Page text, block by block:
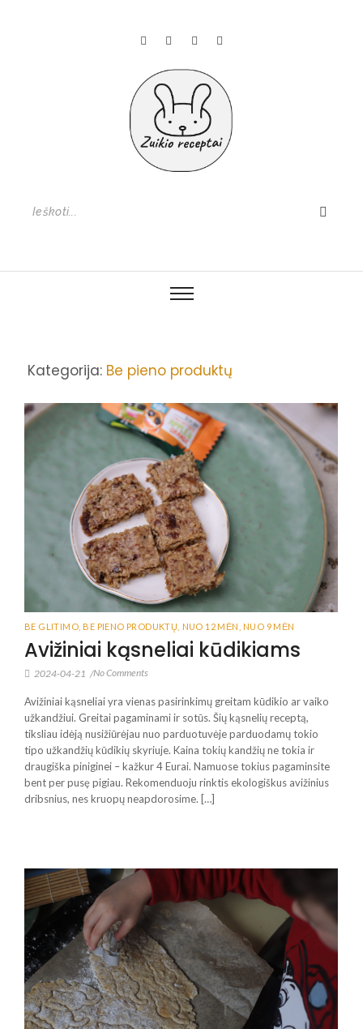
Kategorija: Be pieno produktų
BE GLITIMO BE PIENO PRODUKTŲ NUO 12 MĖN NUO 9 MĖN
Avižiniai kąsneliai kūdikiams
2024-04-21 /No Comments
Avižiniai kąsneliai yra vienas pasirinkimų greitam kūdikio ar vaiko
užkandžiui. Greitai pagaminami ir sotūs. Šių kąsnelių receptą,
tiksliau idėją nusižiūrėjau nuo parduotuvėje parduodamų tokio
tipo užkandžių kūdikių skyriuje. Kaina tokių kandžių ne tokia ir
draugiška piniginei – kažkur 4 Eurai. Namuose tokius pagaminsite
bent per pusę pigiau. Rekomenduoju rinktis ekologiškus avižinius
dribsnius, nes kruopų neapdorosime. […]